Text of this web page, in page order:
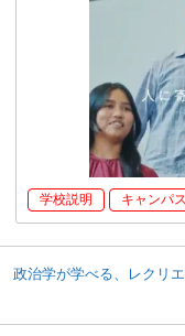
学校説明 キャンパ
政治学が学べる、レクリ